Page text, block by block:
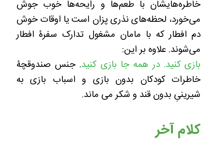
خاطره‌هایشان با طعم‌ها و رایحه‌ها خوب جوش
می‌خورد، لحظه‌های نذری پزان است یا اوقات خوش
دم افطار که با مامان مشغول تدارک سفرۀ افطار
می‌شوند. علاوه بر این:
بازی کنید. در همه جا بازی کنید. جنس صندوقچۀ
خاطرات کودکان بدون بازی و اسباب بازی به
شیرینیِ بدون قند و شکر می ماند.
کلام آخر